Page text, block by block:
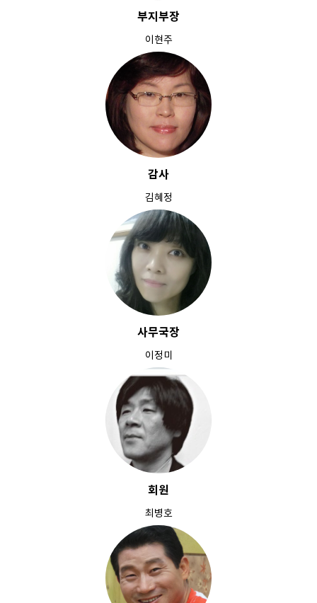
부지부장
이현주
감사
김혜정
사무국장
이정미
회원
최병호